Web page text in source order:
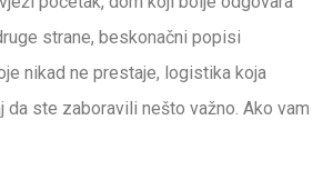
strane, beskonačni popisi
nikad ne prestaje, logistika koja
da ste zaboravili nešto važno. Ako vam